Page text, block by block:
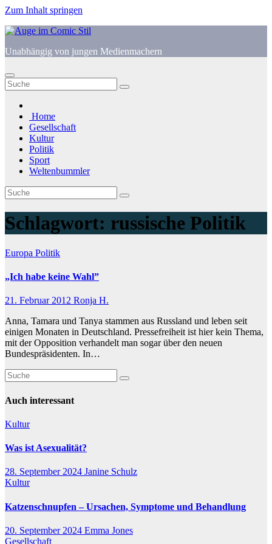
Zum Inhalt springen
Unabhängig von jungen Medienmachern
Home
Gesellschaft
Kultur
Politik
Sport
Weltenbummler
Schlagwort: russische Politik
Europa Politik
„Ich habe keine Wahl”
21. Februar 2012 Ronja H.
Anna, Tamara und Tanya stammen aus Russland und leben seit
einigen Monaten in Deutschland. Pressefreiheit ist hier kein Thema,
mit der Opposition verhandelt man sogar über den neuen
Bundespräsidenten. In…
Auch interessant
Kultur
Was ist Asexualität?
28. September 2024 Janine Schulz
Kultur
Katzenschnupfen – Ursachen, Symptome und Behandlung
20. September 2024 Emma Jones
Gesellschaft